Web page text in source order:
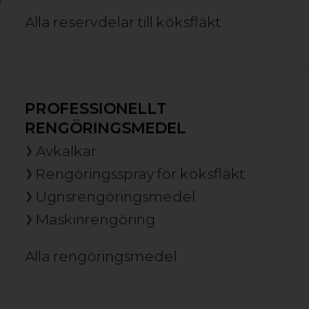
Alla reservdelar till köksfläkt
PROFESSIONELLT
RENGÖRINGSMEDEL
Avkalkar
Rengöringsspray för köksfläkt
Ugnsrengöringsmedel
Maskinrengöring
Alla rengöringsmedel